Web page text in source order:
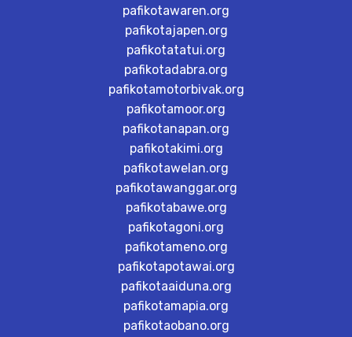
pafikotawaren.org
pafikotajapen.org
pafikotatatui.org
pafikotadabra.org
pafikotamotorbivak.org
pafikotamoor.org
pafikotanapan.org
pafikotakimi.org
pafikotawelan.org
pafikotawanggar.org
pafikotabawe.org
pafikotagoni.org
pafikotameno.org
pafikotapotawai.org
pafikotaaiduna.org
pafikotamapia.org
pafikotaobano.org